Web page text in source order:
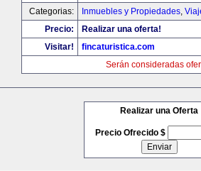
Categorias:
Inmuebles y Propiedades,
Precio:
Realizar una oferta!
Visitar!
fincaturistica.com
Serán consideradas
Realizar una Oferta
Precio Ofrecido $